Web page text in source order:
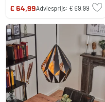
€ 64,99Adviesprijs:€ 69,99